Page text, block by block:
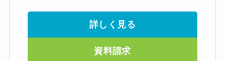
詳しく見る
資料請求